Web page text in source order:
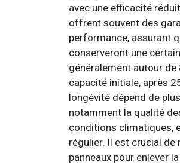
avec une efficacité
offrent souvent des
performance, assurant
conserveront une
généralement autour de
capacité initiale, après
longévité dépend de
notamment la qualité
conditions climatiques,
régulier. Il est crucial de
panneaux pour enlever